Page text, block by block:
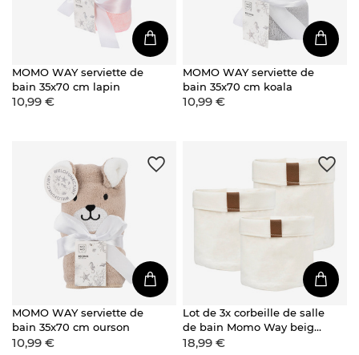
MOMO WAY serviette de
bain 35x70 cm lapin
10,99 €
MOMO WAY serviette de
bain 35x70 cm koala
10,99 €
MOMO WAY serviette de
bain 35x70 cm ourson
10,99 €
Lot de 3x corbeille de salle
de bain Momo Way beige
10/13/16 cm
18,99 €